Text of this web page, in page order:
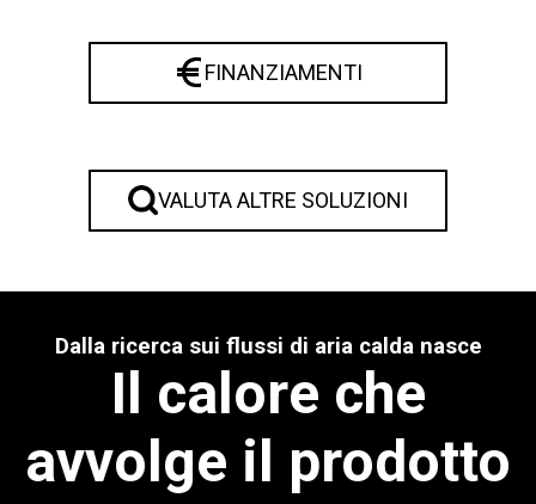
FINANZIAMENTI
VALUTA ALTRE SOLUZIONI
Dalla ricerca sui flussi di aria calda nasce
Il calore che
avvolge il prodotto